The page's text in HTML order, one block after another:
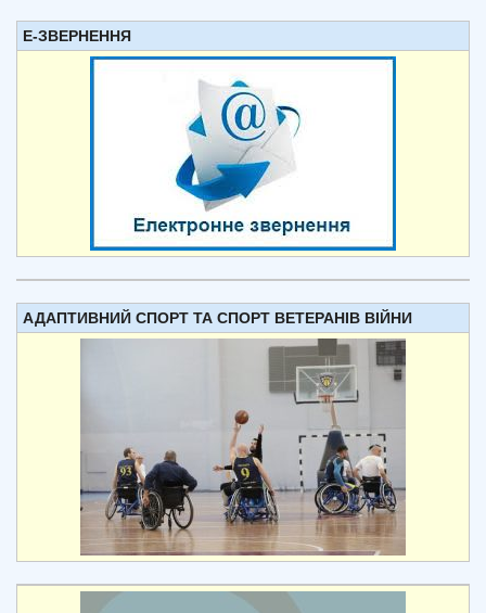
Е-ЗВЕРНЕННЯ
АДАПТИВНИЙ СПОРТ ТА СПОРТ ВЕТЕРАНІВ ВІЙНИ